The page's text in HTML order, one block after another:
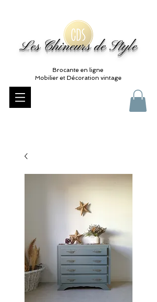
Les Chineurs de Style
Brocante en ligne
Mobilier et Décoration vintage